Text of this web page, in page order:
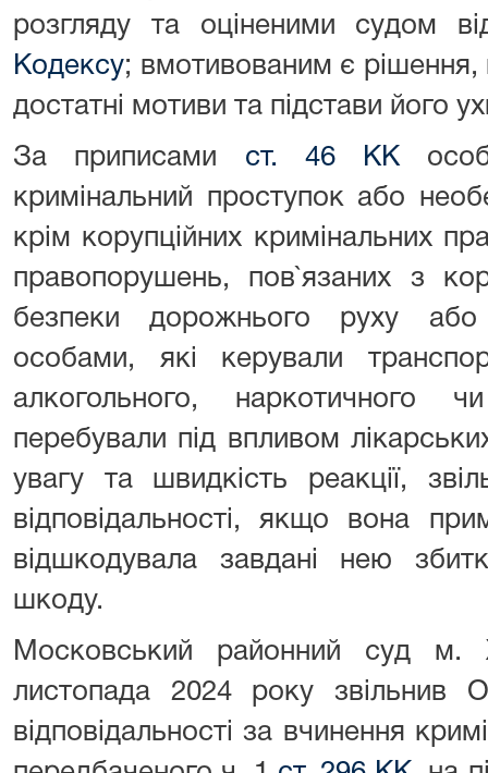
розгляду та оціненими судом
Кодексу; вмотивованим є рішення,
достатні мотиви та підстави його
За приписами ст. 46 КК
кримінальний проступок або
крім корупційних кримінальних
правопорушень, пов`язаних з
безпеки дорожнього руху або
особами, які керували
алкогольного, наркотичного
перебували під впливом
увагу та швидкість реакції,
відповідальності, якщо вона
відшкодувала завдані нею
шкоду.
Московський районний суд м.
листопада 2024 року звільнив
відповідальності за вчинення